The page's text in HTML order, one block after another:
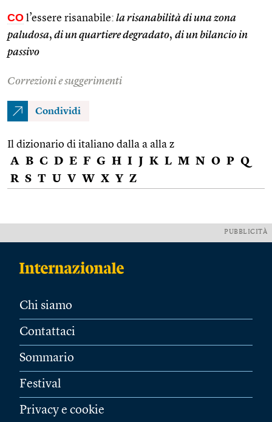
CO l’essere risanabile: la risanabilità di una zona
paludosa, di un quartiere degradato, di un bilancio in
passivo
Correzioni e suggerimenti
Condividi
Il dizionario di italiano dalla a alla z
A B C D E F G H I J K L M N O P Q
R S T U V W X Y Z
PUBBLICITÀ
Chi siamo
Contattaci
Sommario
Festival
Privacy e cookie